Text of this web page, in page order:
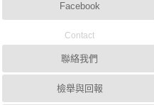
Facebook
Contact
聯絡我們
檢舉與回報